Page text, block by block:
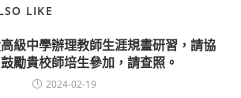
LIKE
級中學辦理教師生涯規畫研習，請協
勵貴校師培生參加，請查照。
2024-02-19